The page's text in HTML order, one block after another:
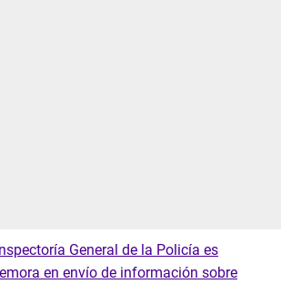
Inspectoría General de la Policía es
en envío de información sobre